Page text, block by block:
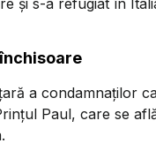
și s-a refugiat în
a condamnaților
Paul, care se